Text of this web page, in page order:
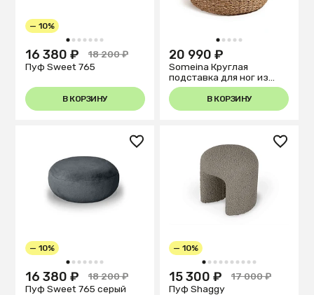
1 2 3 4 5 6 7
— 10%
16 380 ₽
18 200 ₽
Пуф Sweet 765
В КОРЗИНУ
1 2 3 4 5
20 990 ₽
Someina Круглая
подставка для ног из
натурального волокна Ø
40 см
В КОРЗИНУ
1 2 3 4 5 6 7
— 10%
16 380 ₽
18 200 ₽
Пуф Sweet 765 серый
1 2 3 4 5 6 7 8 9 10
— 10%
15 300 ₽
17 000 ₽
Пуф Shaggy